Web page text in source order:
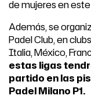
de mujeres en
Además, se
Padel Club, en
Italia, México,
estas ligas
partido en las
Padel Milano P1.